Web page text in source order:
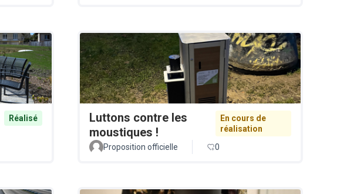
Réalisé
Luttons contre les
moustiques !
En cours de
réalisation
Proposition officielle
0